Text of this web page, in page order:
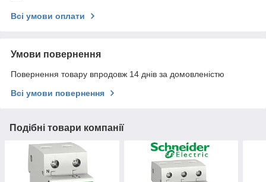
Всі умови оплати
Умови повернення
Повернення товару впродовж 14 днів за домовленістю
Всі умови повернення
Подібні товари компанії